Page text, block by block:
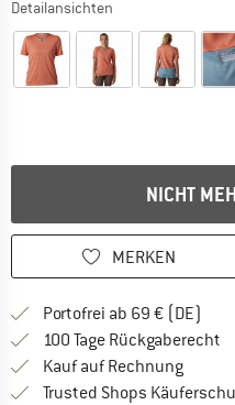
Detailansichten
NICHT
MERKEN
Portofrei ab 69 € (DE)
100 Tage Rückgaberecht
Kauf auf RechnungFinde
Trusted Shops